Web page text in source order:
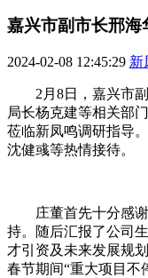
嘉兴市副市长邢海
2024-02-08 12:45:29 新
2月8日，嘉兴市
局长杨克建等相关部
莅临新凤鸣调研指导
沈健彧等热情接待。
庄董首先十分感
持。随后汇报了公司
才引资及未来发展规
春节期间“重大项目不